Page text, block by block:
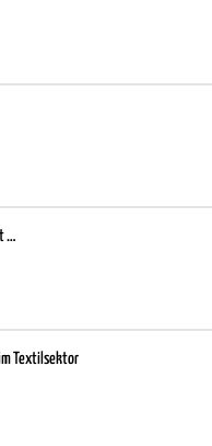
…
Textilsektor